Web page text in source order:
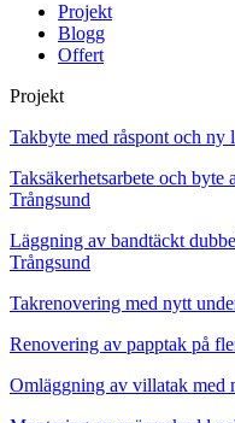
Projekt
Blogg
Offert
Projekt
Takbyte med råspont och ny
Taksäkerhetsarbete och
Trångsund
Läggning av bandtäckt
Trångsund
Takrenovering med nytt
Renovering av papptak på
Omläggning av villatak med